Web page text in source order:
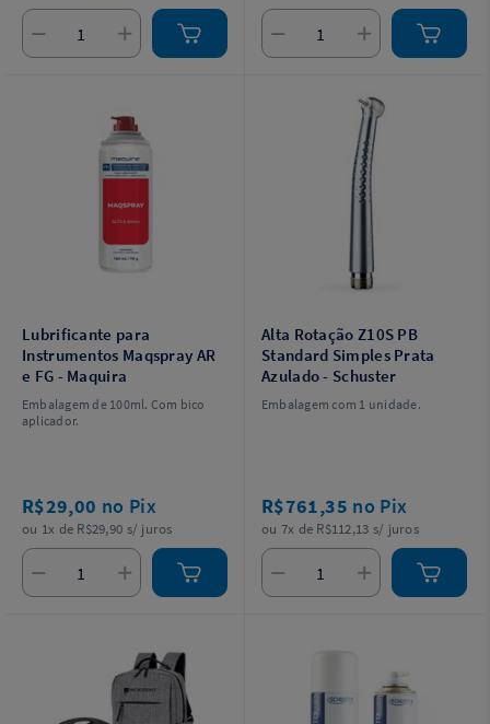
Lubrificante para
Instrumentos Maqspray AR
e FG - Maquira
Embalagem de 100ml. Com bico
aplicador.
R$29,00 no Pix
ou 1x de R$29,90 s/ juros
Alta Rotação Z10S PB
Standard Simples Prata
Azulado - Schuster
Embalagem com 1 unidade.
R$761,35 no Pix
ou 7x de R$112,13 s/ juros